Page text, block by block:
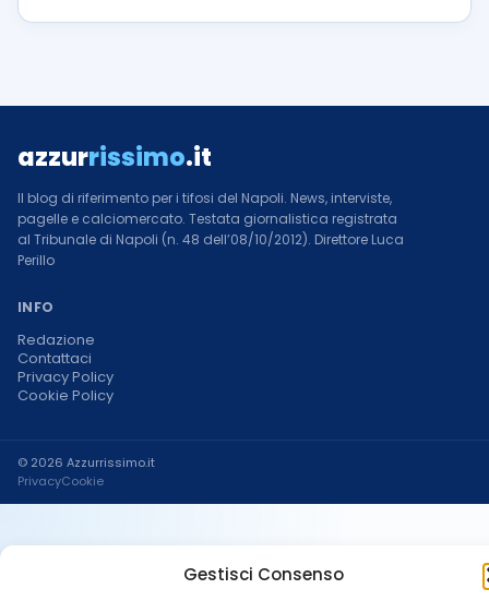
Gestisci Consenso
azzurrissimo.it
Il blog di riferimento per i tifosi del Napoli. News, interviste,
pagelle e calciomercato. Testata giornalistica registrata
al Tribunale di Napoli (n. 48 dell’08/10/2012). Direttore Luca
Perillo
INFO
Redazione
Contattaci
Privacy Policy
Cookie Policy
© 2026 Azzurrissimo.it
PrivacyCookie